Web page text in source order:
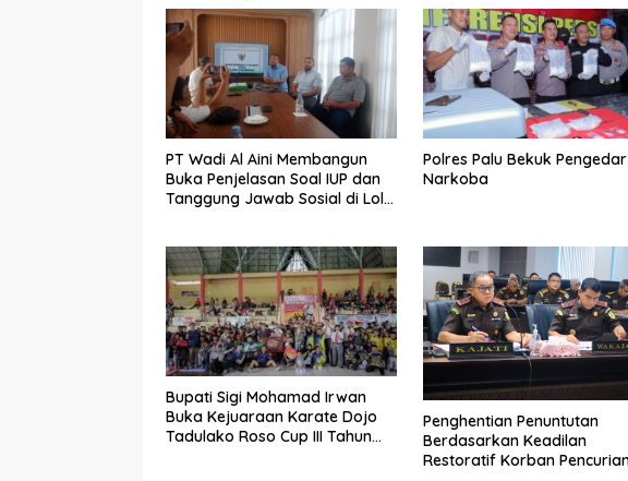
PT Wadi Al Aini Membangun
Buka Penjelasan Soal IUP dan
Tanggung Jawab Sosial di Loli
Polres Palu Bekuk Pengedar
Narkoba
Bupati Sigi Mohamad Irwan
Buka Kejuaraan Karate Dojo
Tadulako Roso Cup III Tahun
Penghentian Penuntutan
Berdasarkan Keadilan
Restoratif Korban